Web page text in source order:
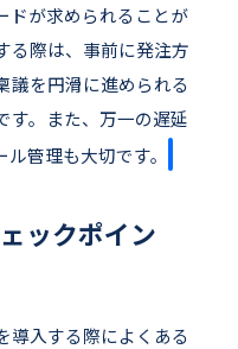
ドが求められることが
る際は、事前に発注方
議を円滑に進められる
す。また、万一の遅延
管理も大切です。
ックポイン
導入する際によくある